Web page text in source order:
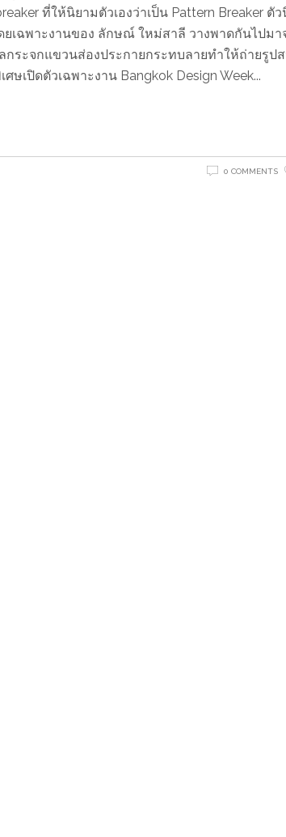
ที่ให้นิยามตัวเองว่าเป็น Pattern Breaker ตั
เฉพาะงานของ ลักษณ์ ใหม่สาลี วางพาดกันไปมา
ระจกแขวนส่องประกายกระทบลายทำให้ถ่ายรูป
ษเปิดตัวเฉพาะงาน Bangkok Design Week
0 COMMENTS